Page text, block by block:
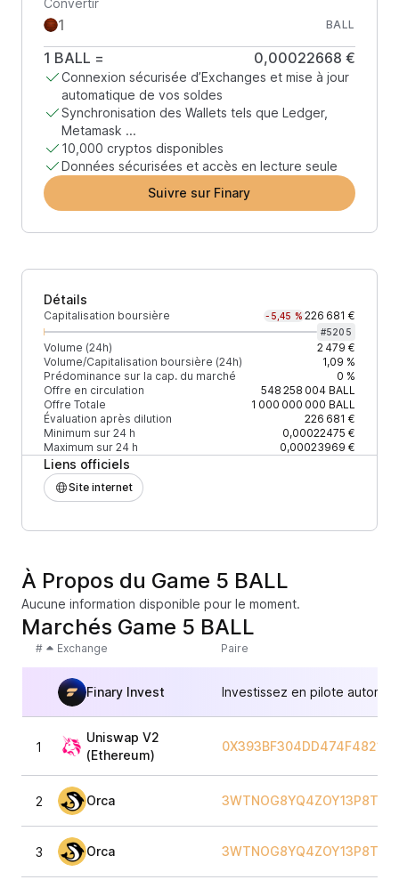
Convertir
BALL
1 BALL = 0,00022668 €
Connexion sécurisée d’Exchanges et mise à jour
automatique de vos soldes
Synchronisation des Wallets tels que Ledger,
Metamask ...
10,000 cryptos disponibles
Données sécurisées et accès en lecture seule
Suivre sur Finary
Détails
Capitalisation boursière -5,45 % 226 681 €
#5205
Volume (24h)
2 479 €
Volume/Capitalisation boursière (24h)
1,09 %
Prédominance sur la cap. du marché
0 %
Offre en circulation
548 258 004BALL
Offre Totale
1 000 000 000 BALL
Évaluation après dilution
226 681 €
Minimum sur 24 h
0,00022475 €
Maximum sur 24 h
0,00023969 €
Liens officiels
Site internet
À Propos du Game 5 BALL
Aucune information disponible pour le moment.
Marchés Game 5 BALL
# Exchange Paire
Finary Invest Investissez en pilote
1
Uniswap V2
(Ethereum)
2 Orca
3 Orca